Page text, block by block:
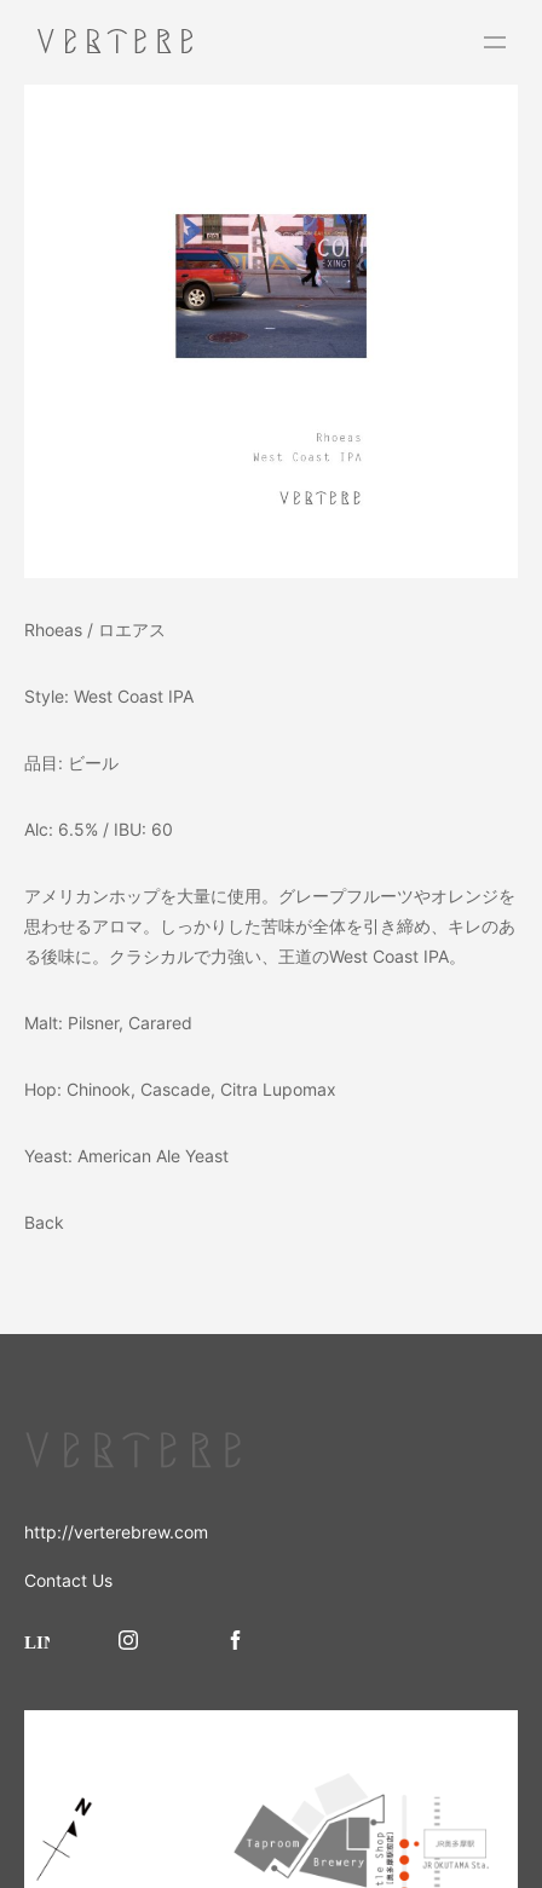
Rhoeas / ロエアス
Style: West Coast IPA
品目: ビール
Alc: 6.5% / IBU: 60
アメリカンホップを大量に使用。グレープフルーツやオレンジを
思わせるアロマ。しっかりした苦味が全体を引き締め、キレのあ
る後味に。クラシカルで力強い、王道のWest Coast IPA。
Malt: Pilsner, Carared
Hop: Chinook, Cascade, Citra Lupomax
Yeast: American Ale Yeast
Back
http://verterebrew.com
Contact Us